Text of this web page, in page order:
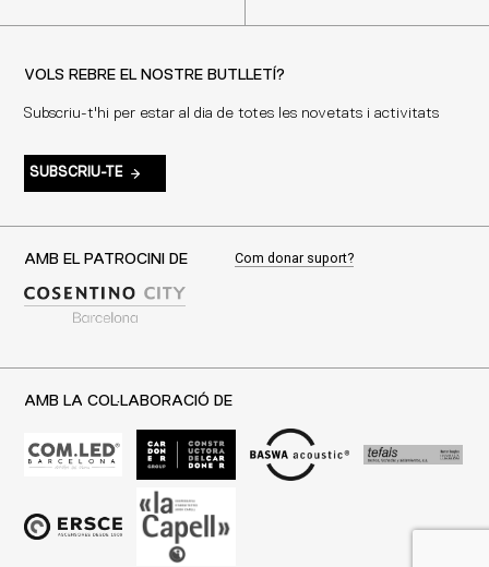
VOLS REBRE EL NOSTRE BUTLLETÍ?
Subscriu-t'hi per estar al dia de totes les novetats i activitats
SUBSCRIU-TE
AMB EL PATROCINI DE Com donar suport?
AMB LA COL·LABORACIÓ DE